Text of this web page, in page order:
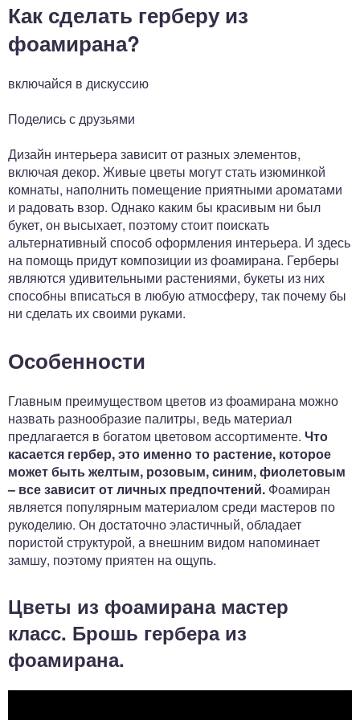
Как сделать герберу из
фоамирана?
включайся в дискуссию
Поделись с друзьями
Дизайн интерьера зависит от разных элементов,
включая декор. Живые цветы могут стать изюминкой
комнаты, наполнить помещение приятными ароматами
и радовать взор. Однако каким бы красивым ни был
букет, он высыхает, поэтому стоит поискать
альтернативный способ оформления интерьера. И здесь
на помощь придут композиции из фоамирана. Герберы
являются удивительными растениями, букеты из них
способны вписаться в любую атмосферу, так почему бы
ни сделать их своими руками.
Особенности
Главным преимуществом цветов из фоамирана можно
назвать разнообразие палитры, ведь материал
предлагается в богатом цветовом ассортименте. Что
касается гербер, это именно то растение, которое
может быть желтым, розовым, синим, фиолетовым
– все зависит от личных предпочтений. Фоамиран
является популярным материалом среди мастеров по
рукоделию. Он достаточно эластичный, обладает
пористой структурой, а внешним видом напоминает
замшу, поэтому приятен на ощупь.
Цветы из фоамирана мастер
класс. Брошь гербера из
фоамирана.